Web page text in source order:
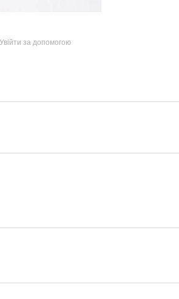
Увійти за допомогою